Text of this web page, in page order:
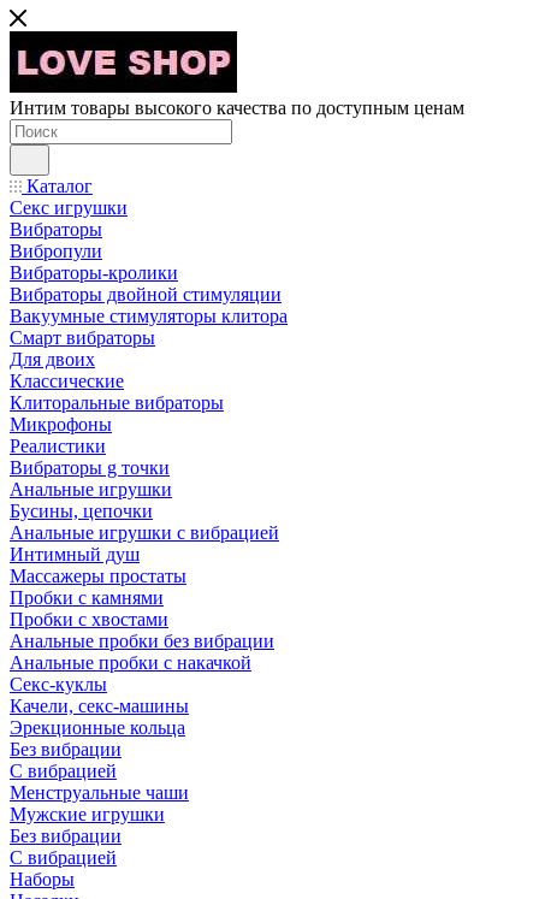
Интим товары высокого качества по доступным ценам
Каталог
Секс игрушки
Вибраторы
Вибропули
Вибраторы-кролики
Вибраторы двойной стимуляции
Вакуумные стимуляторы клитора
Смарт вибраторы
Для двоих
Классические
Клиторальные вибраторы
Микрофоны
Реалистики
Вибраторы g точки
Анальные игрушки
Бусины, цепочки
Анальные игрушки с вибрацией
Интимный душ
Массажеры простаты
Пробки с камнями
Пробки с хвостами
Анальные пробки без вибрации
Анальные пробки с накачкой
Секс-куклы
Качели, секс-машины
Эрекционные кольца
Без вибрации
С вибрацией
Менструальные чаши
Мужские игрушки
Без вибрации
С вибрацией
Наборы